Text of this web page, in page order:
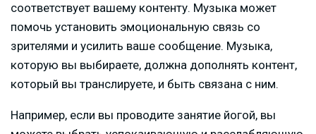
соответствует вашему контенту. Музыка может
помочь установить эмоциональную связь со
зрителями и усилить ваше сообщение. Музыка,
которую вы выбираете, должна дополнять контент,
который вы транслируете, и быть связана с ним.
Например, если вы проводите занятие йогой, вы